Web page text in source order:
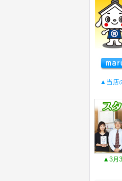
▲当店
▲3月